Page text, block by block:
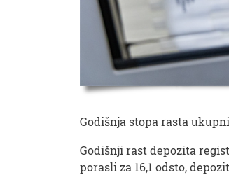
Godišnja stopa rasta
Godišnji rast depozita
porasli za 16,1 odsto,